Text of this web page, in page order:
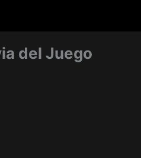
del Juego